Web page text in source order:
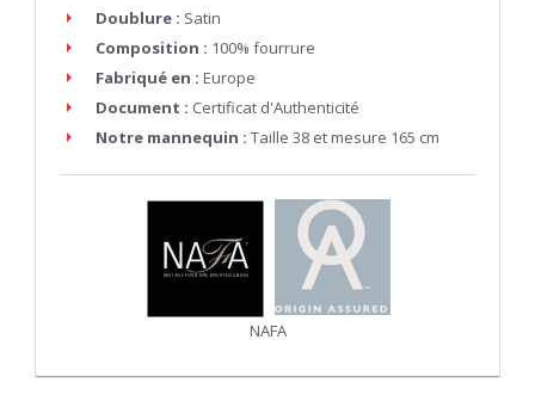
Doublure : Satin
Composition : 100% fourrure
Fabriqué en : Europe
Document : Certificat d'Authenticité
Notre mannequin : Taille 38 et mesure 165 cm
NAFA